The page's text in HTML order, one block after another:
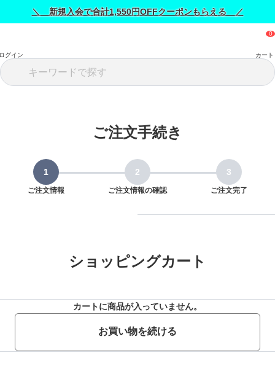
＼ 新規入会で合計1,550円OFFクーポンもらえる ／
グイン カート
ご注文手続き
ご注文情報 ご注文情報の確認 ご注文完了
ショッピングカート
カートに商品が入っていません。
お買い物を続ける